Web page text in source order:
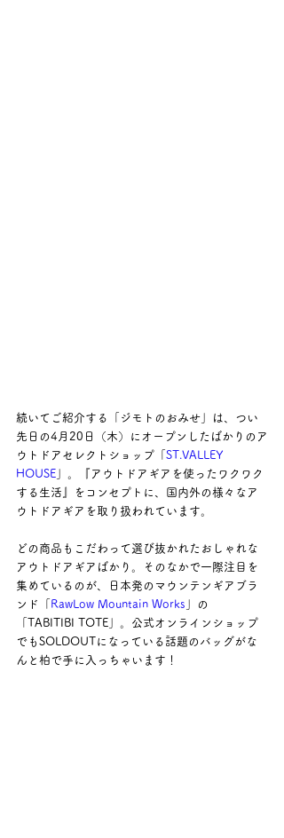
続いてご紹介する「ジモトのおみせ」は、つい
先日の4月20日（木）にオープンしたばかりのア
ウトドアセレクトショップ「 ST.VALLEY
HOUSE 」。『アウトドアギアを使ったワクワク
する生活』をコンセプトに、国内外の様々なア
ウトドアギアを取り扱われています。
どの商品もこだわって選び抜かれたおしゃれな
アウトドアギアばかり。そのなかで一際注目を
集めているのが、日本発のマウンテンギアブラ
ンド「
RawLow Mountain Works 」の
「TABITIBI TOTE」。公式オンラインショップ
でもSOLDOUTになっている話題のバッグがな
んと柏で手に入っちゃいます！